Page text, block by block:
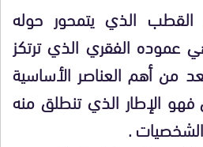
الذي يتمحور حوله
عموده الفقري الذي ترتكز
من أهم العناصر الأساسية
فهو الإطار الذي تنطلق منه
.